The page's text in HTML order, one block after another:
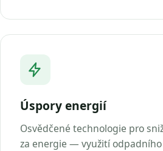
Úspory energií
Osvědčené technologie pro
za energie — využití odpadního